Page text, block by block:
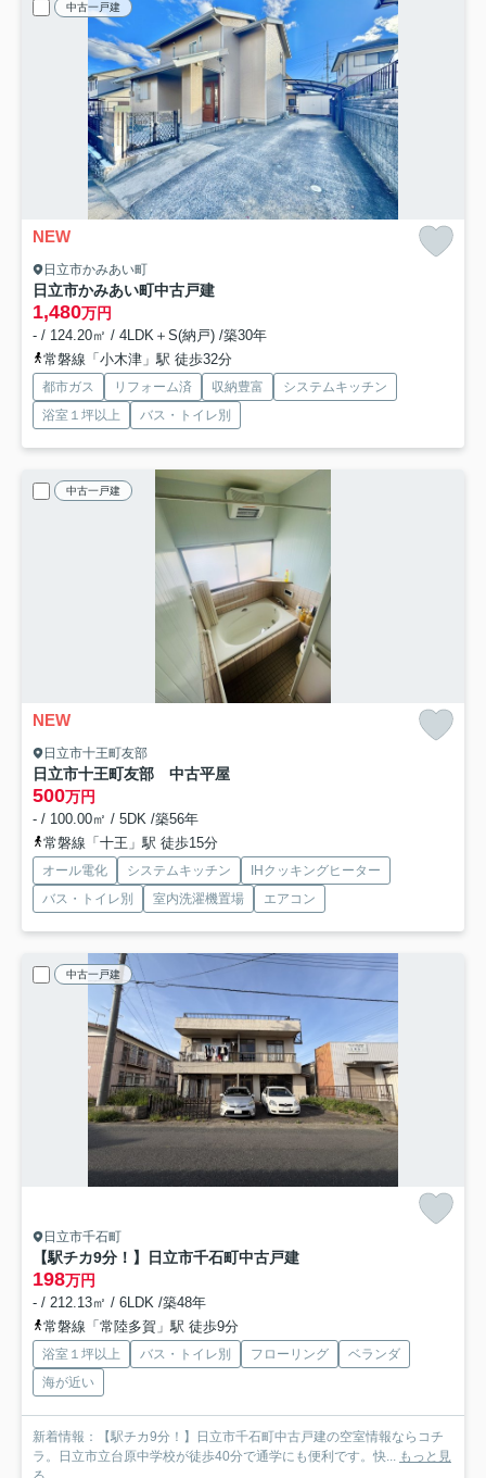
中古一戸建
NEW
日立市かみあい町
日立市かみあい町中古戸建
1,480万円
- / 124.20㎡ / 4LDK＋S(納戸) /築30年
常磐線「小木津」駅 徒歩32分
都市ガス リフォーム済 収納豊富
システムキッチン
浴室１坪以上
バス・トイレ別
中古一戸建
NEW
日立市十王町友部
日立市十王町友部 中古平屋
500万円
- / 100.00㎡ / 5DK /築56年
常磐線「十王」駅 徒歩15分
オール電化 システムキッチン
IHクッキングヒーター
バス・トイレ別
室内洗濯機置場 エアコン
中古一戸建
日立市千石町
【駅チカ9分！】日立市千石町中古戸建
198万円
- / 212.13㎡ / 6LDK /築48年
常磐線「常陸多賀」駅 徒歩9分
浴室１坪以上 バス・トイレ別 フローリング
ベランダ
海が近い
新着情報：【駅チカ9分！】日立市千石町中古戸建の空室情報ならコチ
ラ。日立市立台原中学校が徒歩40分で通学にも便利です。快... もっと見